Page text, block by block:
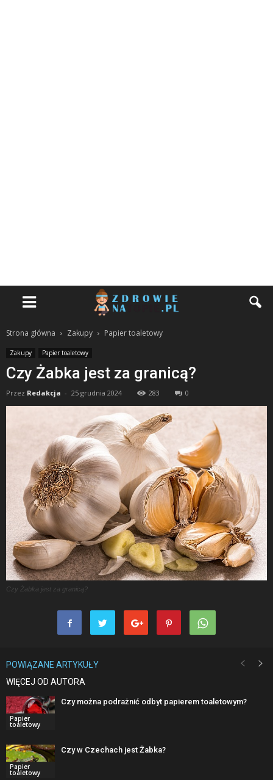
Strona główna Zakupy Papier toaletowy
Zakupy Papier toaletowy
Czy Żabka jest za granicą?
Przez Redakcja - 25 grudnia 2024 283 0
Czy Żabka jest za granicą?
POWIĄZANE ARTYKUŁY
WIĘCEJ OD AUTORA
Papier
toaletowy
Czy można podrażnić odbyt papierem toaletowym?
Papier
toaletowy
Czy w Czechach jest Żabka?